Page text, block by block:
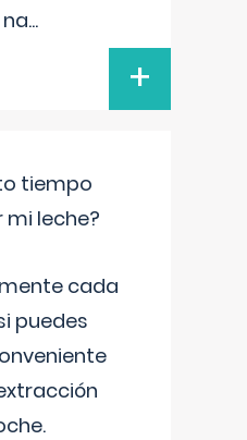
...
+
tiempo
leche?
cada
puedes